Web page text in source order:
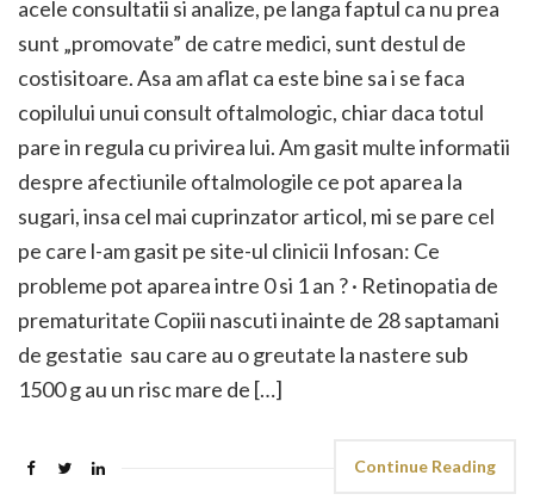
acele consultatii si analize, pe langa faptul ca nu prea
sunt „promovate” de catre medici, sunt destul de
costisitoare. Asa am aflat ca este bine sa i se faca
copilului unui consult oftalmologic, chiar daca totul
pare in regula cu privirea lui. Am gasit multe informatii
despre afectiunile oftalmologile ce pot aparea la
sugari, insa cel mai cuprinzator articol, mi se pare cel
pe care l-am gasit pe site-ul clinicii Infosan: Ce
probleme pot aparea intre 0 si 1 an ? · Retinopatia de
prematuritate Copiii nascuti inainte de 28 saptamani
de gestatie sau care au o greutate la nastere sub
1500 g au un risc mare de […]
Continue Reading